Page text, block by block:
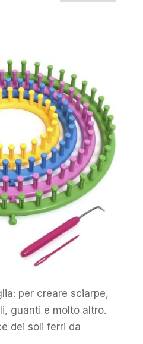
per creare sciarpe,
guanti e molto altro.
dei soli ferri da